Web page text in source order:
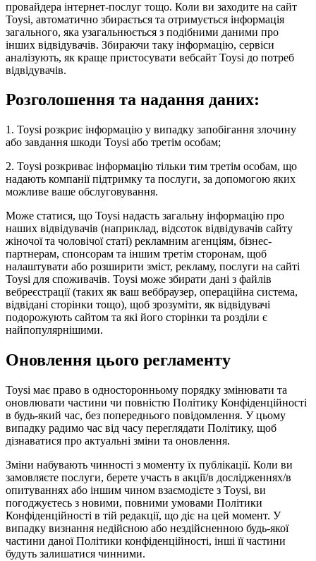
провайдера інтернет-послуг тощо. Коли ви заходите на сайт
Toysi, автоматично збирається та отримується інформація
загального, яка узагальнюється з подібними даними про
інших відвідувачів. Збираючи таку інформацію, сервіси
аналізують, як краще пристосувати вебсайт Toysi до потреб
відвідувачів.
Розголошення та надання даних:
1. Toysi розкриє інформацію у випадку запобігання злочину
або завдання шкоди Toysi або третім особам;
2. Toysi розкриває інформацію тільки тим третім особам, що
надають компанії підтримку та послуги, за допомогою яких
можливе ваше обслуговування.
Може статися, що Toysi надасть загальну інформацію про
наших відвідувачів (наприклад, відсоток відвідувачів сайту
жіночої та чоловічої статі) рекламним агенціям, бізнес-
партнерам, спонсорам та іншим третім сторонам, щоб
налаштувати або розширити зміст, рекламу, послуги на сайті
Toysi для споживачів. Toysi може збирати дані з файлів
вебреєстрації (таких як ваш веббраузер, операційна система,
відвідані сторінки тощо), щоб зрозуміти, як відвідувачі
подорожують сайтом та які його сторінки та розділи є
найпопулярнішими.
Оновлення цього регламенту
Toysi має право в односторонньому порядку змінювати та
оновлювати частини чи повністю Політику Конфіденційності
в будь-який час, без попереднього повідомлення. У цьому
випадку радимо час від часу переглядати Політику, щоб
дізнаватися про актуальні зміни та оновлення.
Зміни набувають чинності з моменту їх публікації. Коли ви
замовляєте послуги, берете участь в акції/в дослідженнях/в
опитуваннях або іншим чином взаємодієте з Toysi, ви
погоджуєтесь з новими, повними умовами Політики
Конфіденційності в тій редакції, що діє на цей момент. У
випадку визнання недійсною або нездійсненною будь-якої
частини даної Політики конфіденційності, інші її частини
будуть залишатися чинними.